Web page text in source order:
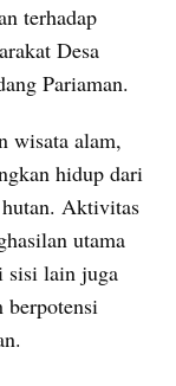
terhadap
Desa
Pariaman.
wisata alam,
hidup dari
hutan. Aktivitas
utama
sisi lain juga